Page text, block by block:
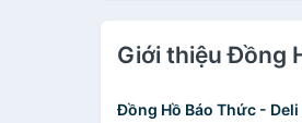
Giới thiệu Đồng
Đồng Hồ Báo Thức - Deli